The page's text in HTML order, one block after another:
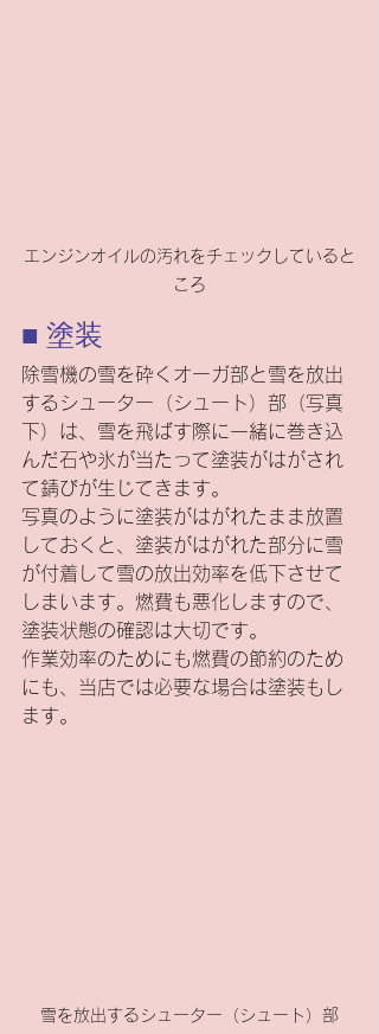
エンジンオイルの汚れをチェックしていると
ころ
■ 塗装
除雪機の雪を砕くオーガ部と雪を放出
するシューター（シュート）部（写真
下）は、雪を飛ばす際に一緒に巻き込
んだ石や氷が当たって塗装がはがされ
て錆びが生じてきます。
写真のように塗装がはがれたまま放置
しておくと、塗装がはがれた部分に雪
が付着して雪の放出効率を低下させて
しまいます。燃費も悪化しますので、
塗装状態の確認は大切です。
作業効率のためにも燃費の節約のため
にも、当店では必要な場合は塗装もし
ます。
雪を放出するシューター（シュート）部